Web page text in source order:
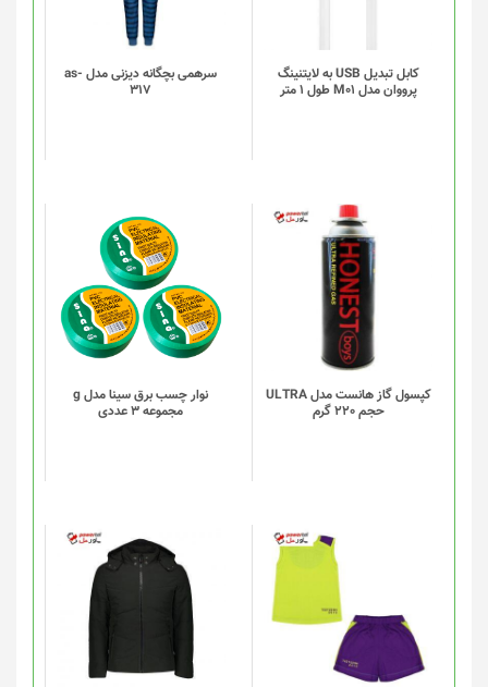
کابل تبدیل USB به لایتنینگ
پرووان مدل M01 طول 1 متر
سرهمی بچگانه دیزنی مدل as-
317
کپسول گاز هانست مدل ULTRA
حجم 220 گرم
نوار چسب برق سینا مدل g
مجموعه 3 عددی